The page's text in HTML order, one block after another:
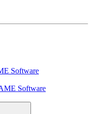
Software
Software